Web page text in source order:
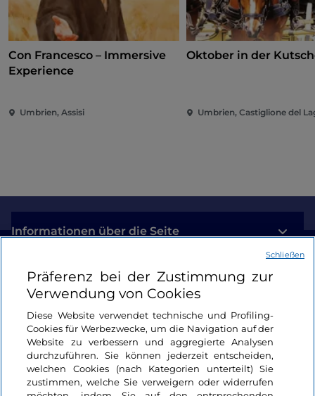
Con Francesco – Immersive
Experience
Umbrien, Assisi
Oktober in der
Umbrien, Castiglione del
Informationen über die Seite
Nützliche Links
Login
Bleiben wir in Kontakt
Präferenz bei der Zustimmung zur
Verwendung von Cookies
Diese Website verwendet technische und Profiling-
Cookies für Werbezwecke, um die Navigation auf der
Website zu verbessern und aggregierte Analysen
durchzuführen. Sie können jederzeit entscheiden,
welchen Cookies (nach Kategorien unterteilt) Sie
zustimmen, welche Sie verweigern oder widerrufen
Schließen